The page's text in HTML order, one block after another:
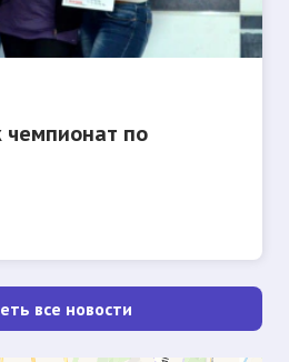
по
все новости